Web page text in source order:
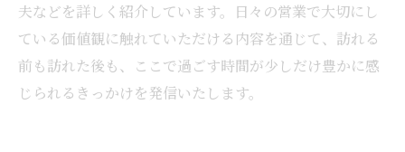
夫などを詳しく紹介しています。日々の営業で大切にし
ている価値観に触れていただける内容を通じて、訪れる
前も訪れた後も、ここで過ごす時間が少しだけ豊かに感
じられるきっかけを発信いたします。